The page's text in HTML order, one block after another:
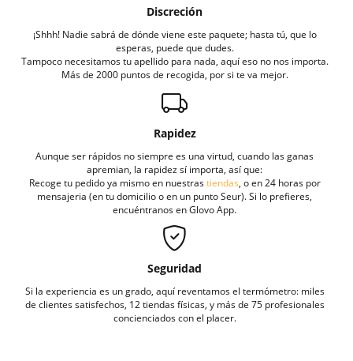
Discreción
¡Shhh! Nadie sabrá de dónde viene este paquete; hasta tú, que lo
esperas, puede que dudes.
Tampoco necesitamos tu apellido para nada, aquí eso no nos importa.
Más de 2000 puntos de recogida, por si te va mejor.
Rapidez
Aunque ser rápidos no siempre es una virtud, cuando las ganas
apremian, la rapidez sí importa, así que:
Recoge tu pedido ya mismo en nuestrastiendas , o en 24 horas por
mensajeria (en tu domicilio o en un punto Seur). Si lo prefieres,
encuéntranos en Glovo App.
Seguridad
Si la experiencia es un grado, aquí reventamos el termómetro: miles
de clientes satisfechos, 12 tiendas físicas, y más de 75 profesionales
concienciados con el placer.